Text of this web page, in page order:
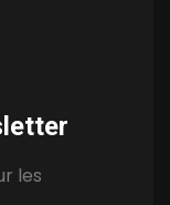
les